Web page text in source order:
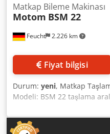
Feucht 2.226 km
Matkap Bileme Makinası
Motom BSM 22
Fiyat bilgisi
Durum: yeni, Matkap
Modeli: BSM 22 taşlama
seçeneklerle) dahil. HSS
dahil. 1,0 mm artan 8-22
Ailja